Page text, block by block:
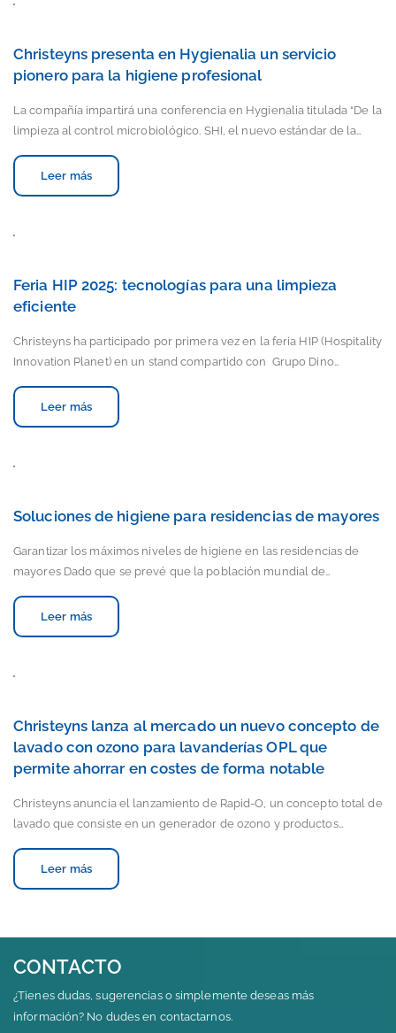
Christeyns presenta en Hygienalia un servicio
pionero para la higiene profesional
La compañía impartirá una conferencia en Hygienalia titulada “De la
limpieza al control microbiológico. SHI, el nuevo estándar de la…
Leer más
Feria HIP 2025: tecnologías para una limpieza
eficiente
Christeyns ha participado por primera vez en la feria HIP (Hospitality
Innovation Planet) en un stand compartido con Grupo Dino…
Leer más
Soluciones de higiene para residencias de mayores
Garantizar los máximos niveles de higiene en las residencias de
mayores Dado que se prevé que la población mundial de…
Leer más
Christeyns lanza al mercado un nuevo concepto de
lavado con ozono para lavanderías OPL que
permite ahorrar en costes de forma notable
Christeyns anuncia el lanzamiento de Rapid-O, un concepto total de
lavado que consiste en un generador de ozono y productos…
Leer más
CONTACTO
¿Tienes dudas, sugerencias o simplemente deseas más
información? No dudes en contactarnos.